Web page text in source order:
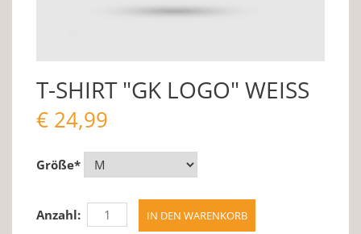
T-SHIRT "GK LOGO" WEISS
€ 24,99
Größe*
Anzahl: